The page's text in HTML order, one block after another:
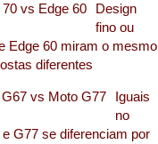
Design
fino ou
Edge 60 miram o mesmo
diferentes
Iguais
no
G77 se diferenciam por